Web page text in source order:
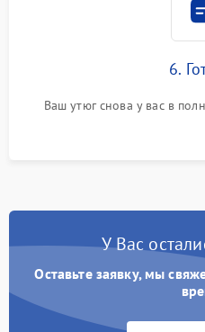
6.
Ваш утюг снова у вас в
У Вас
Оставьте заявку, мы